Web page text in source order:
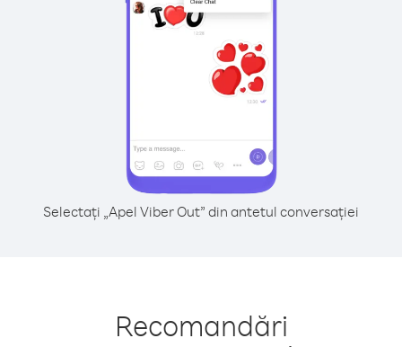
Selectați „Apel Viber Out” din antetul conversației
Recomandări